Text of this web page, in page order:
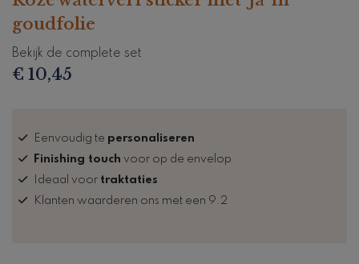
goudfolie
Bekijk de complete set
€ 10,45
Eenvoudig te personaliseren
Finishing touch voor op de envelop
Ideaal voor traktaties
Klanten waarderen ons met een 9.2